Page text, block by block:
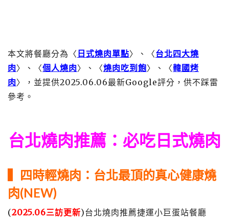
本文將餐廳分為〈 日式燒肉單點〉、〈台北四大燒
肉〉、〈個人燒肉〉、〈燒肉吃到飽〉、〈韓國烤
肉〉，並提供2025.06.06最新Google評分，供不踩雷
參考。
台北燒肉推薦 ：必吃日式燒肉
四時輕燒肉 ：台北最頂的真心健康燒
肉(NEW)
(2025.06三訪更新)台北燒肉推薦捷運小巨蛋站餐廳